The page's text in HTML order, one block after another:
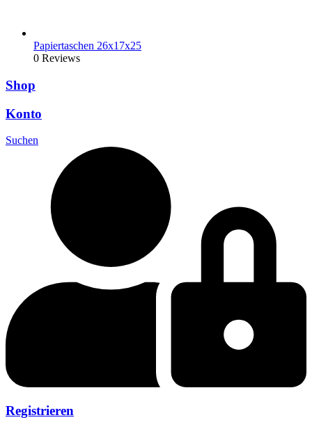
Papiertaschen 26x17x25
0 Reviews
Shop
Konto
Suchen
Registrieren